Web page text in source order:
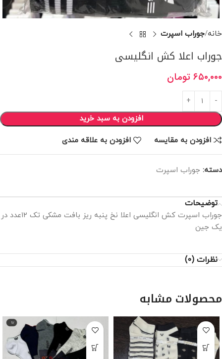
خانه جوراب اسپرت
جوراب اعلا کش انگلیسی
۶۵۰,۰۰۰ تومان
افزودن به سبد خرید
افزودن به مقایسه افزودن به علاقه مندی
دسته: جوراب اسپرت
توضیحات
جوراب اسپرت کش انگلیسی اعلا نخ پنبه ریز بافت مشکی تک ۱۲عدد در
یک جین
نظرات (0)
محصولات مشابه